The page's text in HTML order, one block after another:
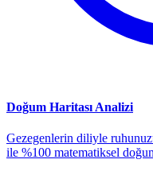
Doğum Haritası Analizi
Gezegenlerin diliyle
ile %100 matematiksel